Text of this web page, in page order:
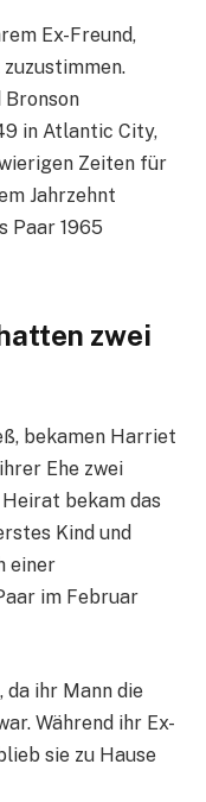
Ex-Freund,
Bronson
in Atlantic City,
Zeiten für
Jahrzehnt
Paar 1965
zwei
bekamen Harriet
Ehe zwei
bekam das
Kind und
einer
im Februar
da ihr Mann die
Während ihr Ex-
sie zu Hause